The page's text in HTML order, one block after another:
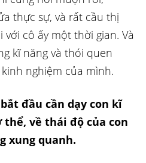
thực sự, và rất cầu thị
cô ấy một thời gian. Và
kĩ năng và thói quen
nghiệm của mình.
đầu cần dạy con kĩ
thể, về thái độ của con
xung quanh.